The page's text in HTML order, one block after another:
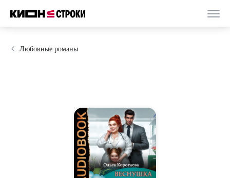
Любовные романы